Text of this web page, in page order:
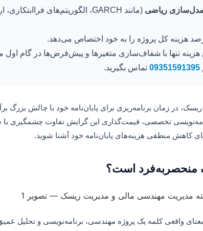
ریاضی (مانند GARCH، الگوریتم‌های فراابتکاری، ارزش در معرض ریسک VaR) و
تنها با شفاف‌سازی متغیرها و پیش‌فرض‌ها در گام
09351591395 تماس بگیرید.
در زمان برنامه‌ریزی برای پایان‌نامه خود با چالش بزرگ
تخصصی، قیمت‌گذاری این گرایش تفاوت چشمگیری با
کاهش منطقی هزینه‌های پایان‌نامه خود آشنا شوید.
منحصر‌به‌فرد است؟
واقعی کلمه یک پروژه مهندسی، برنامه‌نویسی و تحلیل